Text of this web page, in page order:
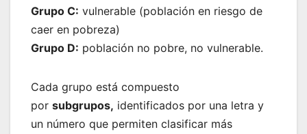
Grupo C: vulnerable (población en riesgo de
caer en pobreza)
Grupo D: población no pobre, no vulnerable.
Cada grupo está compuesto
por subgrupos, identificados por una letra y
un número que permiten clasificar más